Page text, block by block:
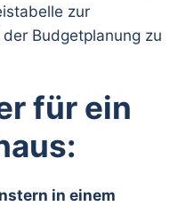
zur
Budgetplanung zu
für ein
in einem